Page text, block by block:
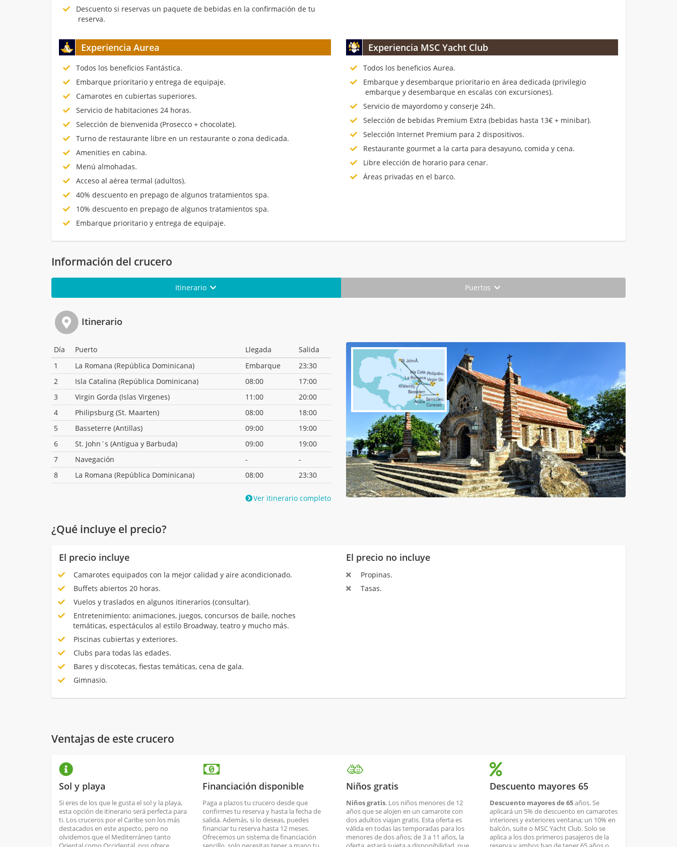
Descuento si reservas un paquete de bebidas en la confirmación de tu
reserva.
Experiencia Aurea
Todos los beneficios Fantástica.
Embarque prioritario y entrega de equipaje.
Camarotes en cubiertas superiores.
Servicio de habitaciones 24 horas.
Selección de bienvenida (Prosecco + chocolate).
Turno de restaurante libre en un restaurante o zona dedicada.
Amenities en cabina.
Menú almohadas.
Acceso al aérea termal (adultos).
40% descuento en prepago de algunos tratamientos spa.
10% descuento en prepago de algunos tratamientos spa.
Embarque prioritario y entrega de equipaje.
Experiencia MSC Yacht Club
Todos los beneficios Aurea.
Embarque y desembarque prioritario en área dedicada (privilegio
embarque y desembarque en escalas con excursiones).
Servicio de mayordomo y conserje 24h.
Selección de bebidas Premium Extra (bebidas hasta 13€ + minibar).
Selección Internet Premium para 2 dispositivos.
Restaurante gourmet a la carta para desayuno, comida y cena.
Libre elección de horario para cenar.
Áreas privadas en el barco.
Información del crucero
Itinerario Puertos
Itinerario
Día Puerto Llegada
Salida
1
La Romana (República Dominicana) Embarque
23:30
2
Isla Catalina (República Dominicana) 08:00
17:00
3
Virgin Gorda (Islas Virgenes) 11:00
20:00
4
Philipsburg (St. Maarten) 08:00
18:00
5
Basseterre (Antillas) 09:00
19:00
6
St. John´s (Antigua y Barbuda) 09:00
19:00
7
Navegación -
-
8
La Romana (República Dominicana) 08:00 23:30
Ver itinerario completo
¿Qué incluye el precio?
El precio incluye
Camarotes equipados con la mejor calidad y aire acondicionado.
Buffets abiertos 20 horas.
Vuelos y traslados en algunos itinerarios (consultar).
Entretenimiento: animaciones, juegos, concursos de baile, noches
temáticas, espectáculos al estilo Broadway, teatro y mucho más.
Piscinas cubiertas y exteriores.
Clubs para todas las edades.
Bares y discotecas, fiestas temáticas, cena de gala.
Gimnasio.
El precio no incluye
Propinas.
Tasas.
Ventajas de este crucero
Sol y playa
Si eres de los que le gusta el sol y la playa,
esta opción de itinerario será perfecta para
ti. Los cruceros por el Caribe son los más
destacados en este aspecto, pero no
olvidemos que el Mediterráneo tanto
Financiación disponible
Paga a plazos tu crucero desde que
confirmes tu reserva y hasta la fecha de
salida. Además, si lo deseas, puedes
financiar tu reserva hasta 12 meses.
Ofrecemos un sistema de financiación
Niños gratis
Niños gratis. Los niños menores de 12
años que se alojen en un camarote con
dos adultos viajan gratis. Esta oferta es
válida en todas las temporadas para los
menores de dos años; de 3 a 11 años, la
Descuento mayores 65
Descuento mayores de 65años. Se
aplicará un 5% de descuento en camarotes
interiores y exteriores ventana; un 10% en
balcón, suite o MSC Yacht Club. Solo se
aplica a los dos primeros pasajeros de la